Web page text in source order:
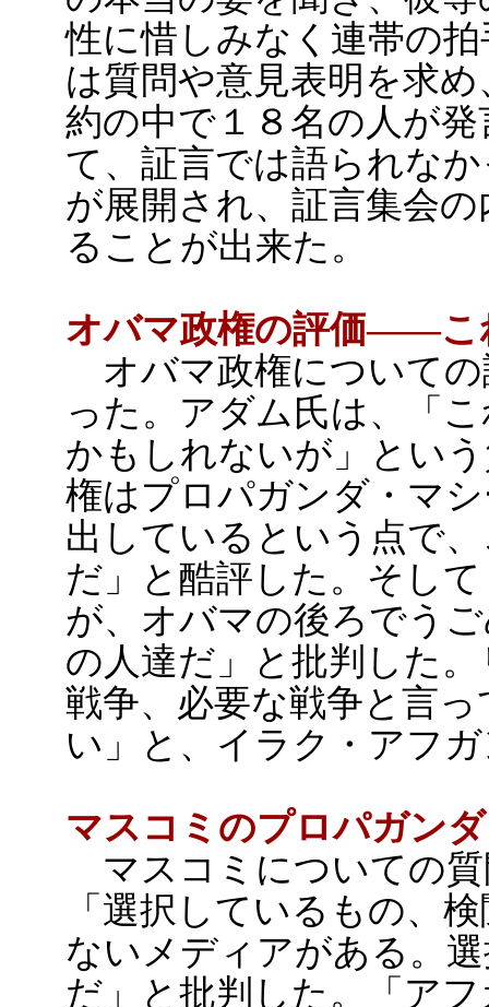
性に惜しみなく連帯の
は質問や意見表明を求
約の中で１８名の人が
て、証言では語られな
が展開され、証言集会
ることが出来た。
オバマ政権の評価――こ
オバマ政権について
った。アダム氏は、「
かもしれないが」とい
権はプロパガンダ・マ
出しているという点で
だ」と酷評した。そし
が、オバマの後ろでう
の人達だ」と批判した
戦争、必要な戦争と言
い」と、イラク・アフ
マスコミのプロパガンダ
マスコミについての
「選択しているもの、
ないメディアがある。
だ」と批判した。「ア